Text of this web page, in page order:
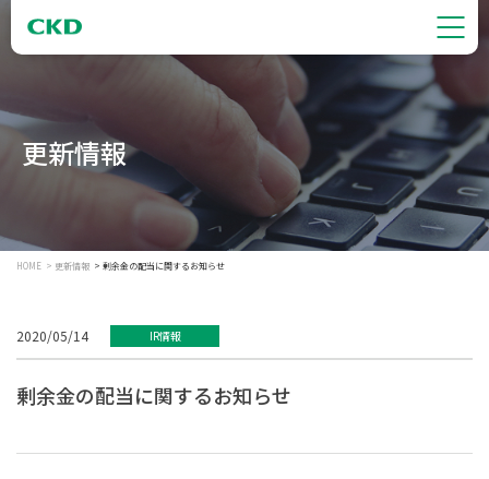
更新情報
HOME 更新情報 剰余金の配当に関するお知らせ
2020/05/14 IR情報
剰余金の配当に関するお知らせ